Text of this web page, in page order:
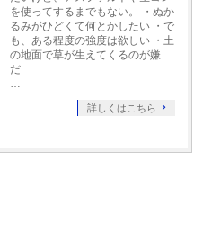
を使ってするまでもない。 ・ぬか
るみがひどくて何とかしたい ・で
も、ある程度の強度は欲しい ・土
の地面で草が生えてくるのが嫌
だ
…
詳しくはこちら